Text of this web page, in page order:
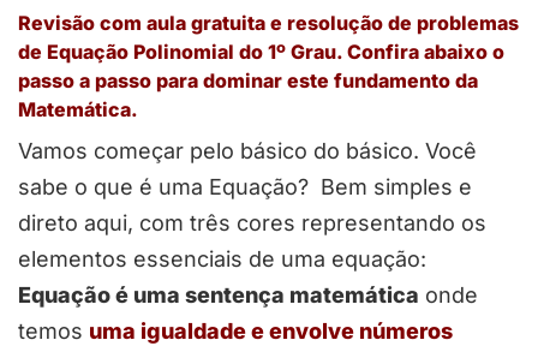
Revisão com aula gratuita e resolução de problemas
de Equação Polinomial do 1º Grau. Confira abaixo o
passo a passo para dominar este fundamento da
Matemática.
Vamos começar pelo básico do básico. Você
sabe o que é uma Equação? Bem simples e
direto aqui, com três cores representando os
elementos essenciais de uma equação:
Equação é uma sentença matemática onde
temos uma igualdade e envolve números